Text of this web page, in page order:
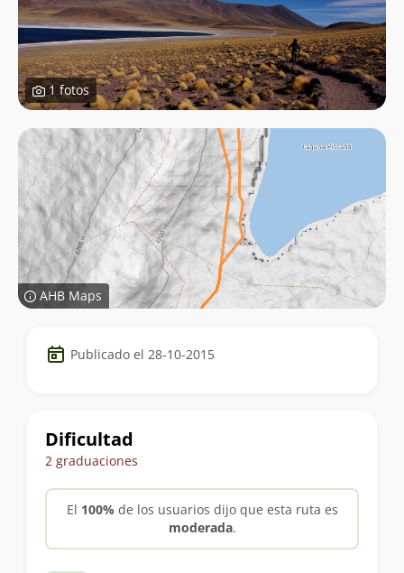
1 fotos
AHB Maps
Datos
del Publicado el 28-10-2015
Dificultad
2 graduaciones
El 100% de los usuarios dijo que esta ruta es
moderada.